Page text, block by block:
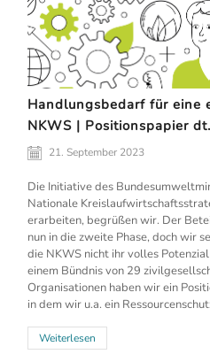
Handlungsbedarf für eine
NKWS | Positionspapier
21. September 2023
Die Initiative des
Nationale
erarbeiten, begrüßen wir. Der
nun in die zweite Phase, doch wir
die NKWS nicht ihr volles
einem Bündnis von 29
Organisationen haben wir ein
in dem wir u.a. ein
Weiterlesen